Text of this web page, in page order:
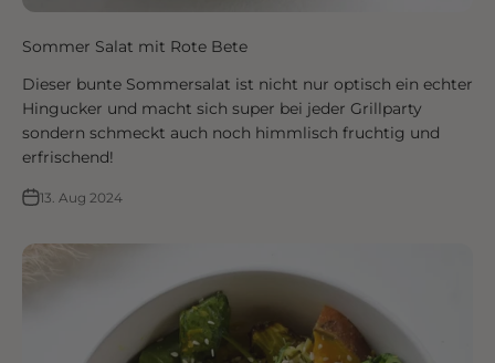
Sommer Salat mit Rote Bete
Dieser bunte Sommersalat ist nicht nur optisch ein echter
Hingucker und macht sich super bei jeder Grillparty
sondern schmeckt auch noch himmlisch fruchtig und
erfrischend!
13. Aug 2024